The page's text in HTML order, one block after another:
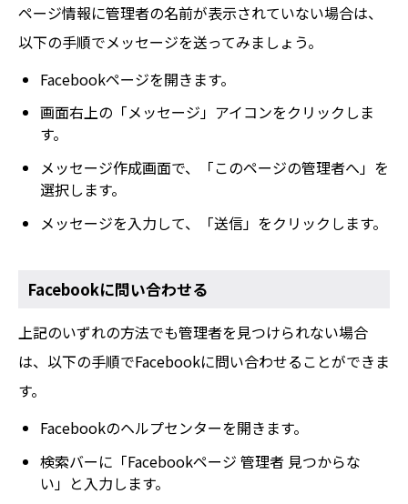
ページ情報に管理者の名前が表示されていない場合は、
以下の手順でメッセージを送ってみましょう。
Facebookページを開きます。
画面右上の「メッセージ」アイコンをクリックしま
す。
メッセージ作成画面で、「このページの管理者へ」を
選択します。
メッセージを入力して、「送信」をクリックします。
Facebookに問い合わせる
上記のいずれの方法でも管理者を見つけられない場合
は、以下の手順でFacebookに問い合わせることができま
す。
Facebookのヘルプセンターを開きます。
検索バーに「Facebookページ 管理者 見つからな
い」と入力します。